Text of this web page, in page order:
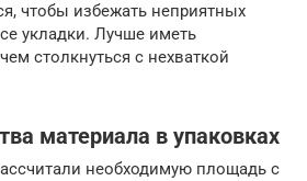
чтобы избежать неприятных
укладки. Лучше иметь
столкнуться с нехваткой
материала в упаковках
необходимую площадь с